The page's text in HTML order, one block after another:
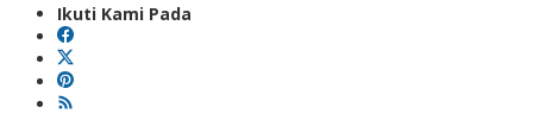
Ikuti Kami Pada